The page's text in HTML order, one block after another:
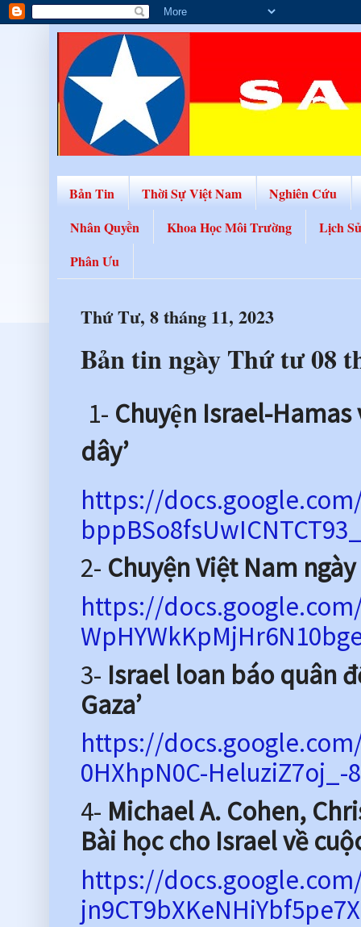
Bản Tin Thời Sự Việt Nam
Nghiên Cứu
Nhân Quyền
Khoa Học Môi Trường
Lịch
Phân Ưu
Thứ Tư, 8 tháng 11, 2023
Bản tin ngày Thứ tư 08
1- Chuyện Israel-
dây’
https://
2- Chuyện Việt Nam
https://
3- Israel loan báo quân
Gaza’
https://
0HXhpN0C-
4- Michael A. Cohen,
Bài học cho Israel về
https://